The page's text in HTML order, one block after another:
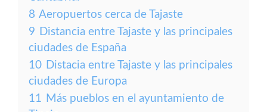
8 Aeropuertos cerca de Tajaste
9 Distancia entre Tajaste y las principales
ciudades de España
10 Distacia entre Tajaste y las principales
ciudades de Europa
11 Más pueblos en el ayuntamiento de